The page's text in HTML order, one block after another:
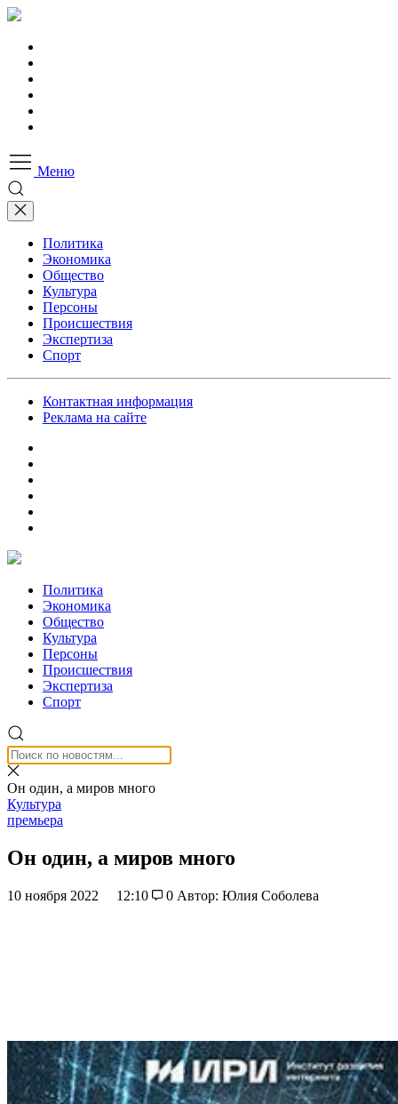
Меню
Политика
Экономика
Общество
Культура
Персоны
Происшествия
Экспертиза
Спорт
Контактная информация
Реклама на сайте
Политика
Экономика
Общество
Культура
Персоны
Происшествия
Экспертиза
Спорт
Он один, а миров много
Культура
премьера
Он один, а миров много
10 ноября 2022 12:10 0 Автор: Юлия Соболева